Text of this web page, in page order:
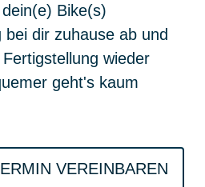
Bike(s)
dir zuhause ab und
wieder
geht's kaum
VEREINBAREN